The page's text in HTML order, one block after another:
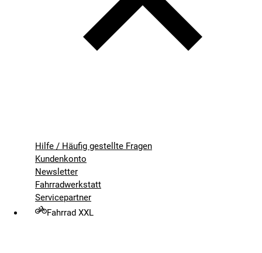
Hilfe / Häufig gestellte Fragen
Kundenkonto
Newsletter
Fahrradwerkstatt
Servicepartner
Fahrrad XXL